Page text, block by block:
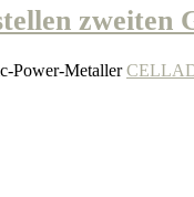
zweiten
Power-Metaller